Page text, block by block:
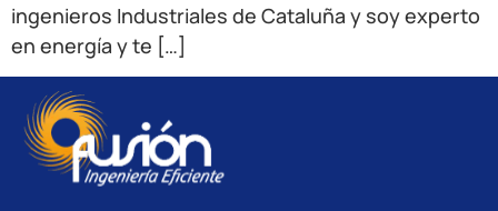
ingenieros Industriales de Cataluña y soy experto
en energía y te […]